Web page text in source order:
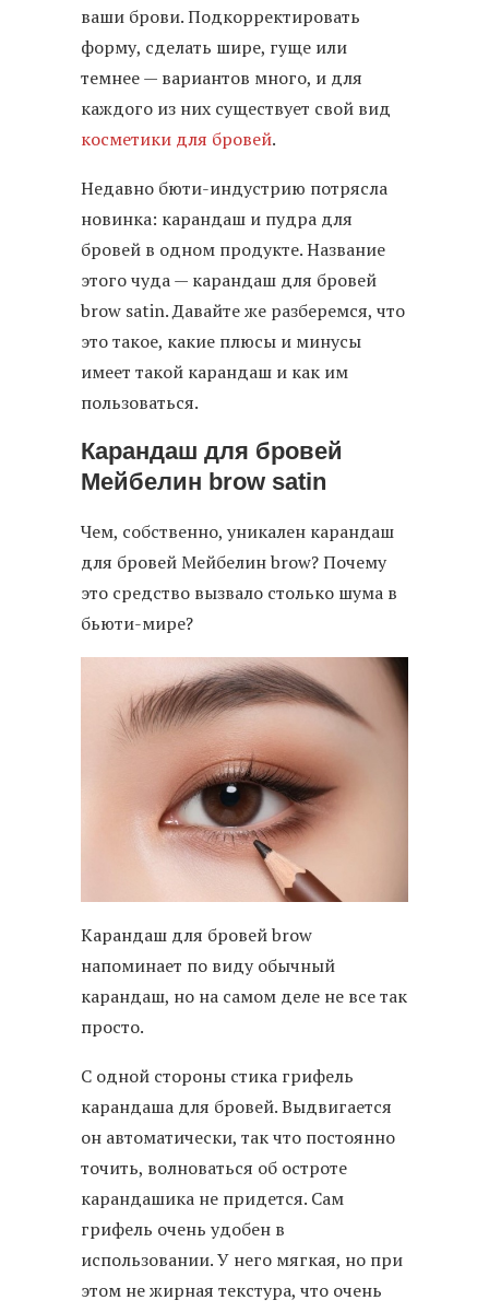
ваши брови. Подкорректировать
форму, сделать шире, гуще или
темнее — вариантов много, и для
каждого из них существует свой вид
косметики для бровей.
Недавно бюти-индустрию потрясла
новинка: карандаш и пудра для
бровей в одном продукте. Название
этого чуда — карандаш для бровей
brow satin. Давайте же разберемся, что
это такое, какие плюсы и минусы
имеет такой карандаш и как им
пользоваться.
Карандаш для бровей
Мейбелин brow satin
Чем, собственно, уникален карандаш
для бровей Мейбелин brow? Почему
это средство вызвало столько шума в
бьюти-мире?
Карандаш для бровей brow
напоминает по виду обычный
карандаш, но на самом деле не все так
просто.
С одной стороны стика грифель
карандаша для бровей. Выдвигается
он автоматически, так что постоянно
точить, волноваться об остроте
карандашика не придется. Сам
грифель очень удобен в
использовании. У него мягкая, но при
этом не жирная текстура, что очень